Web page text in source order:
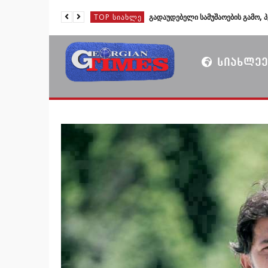
TOP ᲡᲘᲐᲮᲚᲔ
TOP ᲡᲘᲐᲮᲚᲔ
TOP ᲡᲘᲐᲮᲚᲔ
TOP ᲡᲘᲐᲮᲚᲔ